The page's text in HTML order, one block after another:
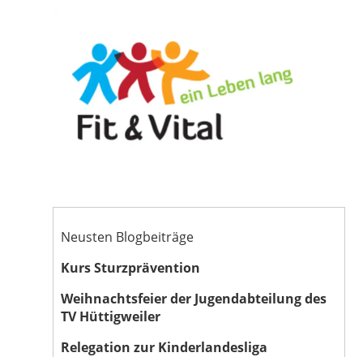
Neusten Blogbeiträge
Kurs Sturzprävention
Weihnachtsfeier der Jugendabteilung des
TV Hüttigweiler
Relegation zur Kinderlandesliga